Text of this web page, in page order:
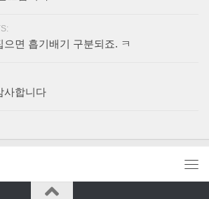
으면 흡기배기 구분되죠. ㅋ
사합니다